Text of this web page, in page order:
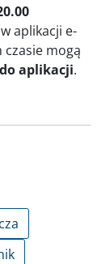
aplikacji e-
czasie mogą
aplikacji.